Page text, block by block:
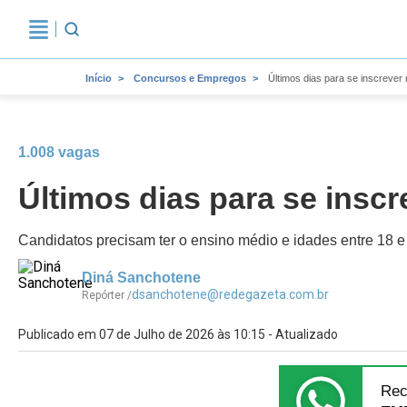
Início Concursos e Empregos Últimos dias para se inscrever
1.008 vagas
Últimos dias para se
Candidatos precisam ter o ensino médio e idades entre 18
Diná Sanchotene
Repórter /dsanchotene@redegazeta.com.br
Publicado em 07 de Julho de 2026 às 10:15 - Atualizado